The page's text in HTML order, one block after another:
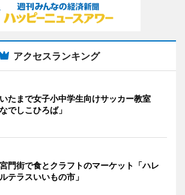
アクセスランキング
たまで女子小中学生向けサッカー教室
なでしこひろば」
門街で食とクラフトのマーケット「ハレ
テラスいいもの市」